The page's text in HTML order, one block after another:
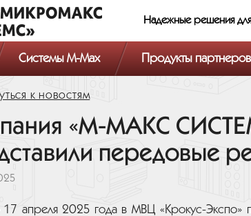
Надежные решения
Системы M-Max Продукты партнеров
к новостям
«М-МАКС
передовые
апреля 2025 года в МВЦ «Крокус-Экспо»